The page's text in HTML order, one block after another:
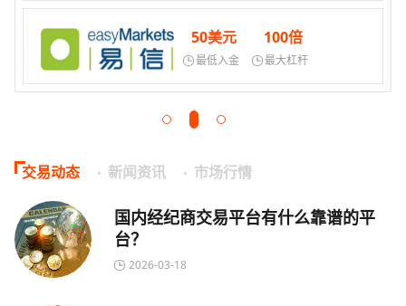
50美元
最低入金
100倍
最大杠杆
交易动态 新闻资讯 市场行情
国内经纪商交易平台有什么靠谱的平
台？
2026-03-18